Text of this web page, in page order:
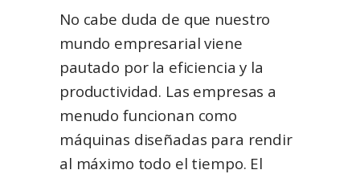
No cabe duda de que nuestro
mundo empresarial viene
pautado por la eficiencia y la
productividad. Las empresas a
menudo funcionan como
máquinas diseñadas para rendir
al máximo todo el tiempo. El